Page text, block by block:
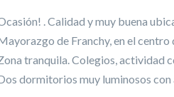
. Calidad y muy buena
de Franchy, en el centro
tranquila. Colegios, actividad
dormitorios muy luminosos con